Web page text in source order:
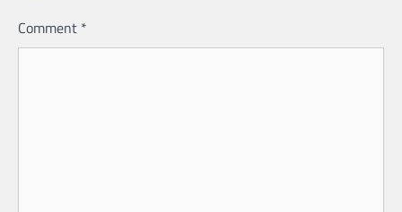
Comment *